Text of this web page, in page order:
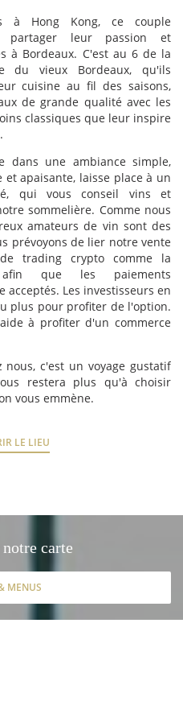
à Hong Kong, ce couple
partager leur passion et
à Bordeaux. C'est au 6 de la
du vieux Bordeaux, qu'ils
cuisine au fil des saisons,
de grande qualité avec les
classiques que leur inspire
dans une ambiance simple,
apaisante, laisse place à un
qui vous conseil vins et
sommelière. Comme nous
amateurs de vin sont des
prévoyons de lier notre vente
trading crypto comme la
que les paiements
Les investisseurs en
plus pour profiter de l'option.
à profiter d'un commerce
nous, c'est un voyage gustatif
restera plus qu'à choisir
vous emmène.
LE LIEU
carte
MENUS